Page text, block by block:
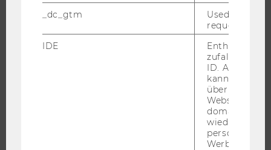
_dc_gtm
Used to
request rate.
IDE
Enthält eine
ID. Anhand
kann Google
über
Websites
Werbung